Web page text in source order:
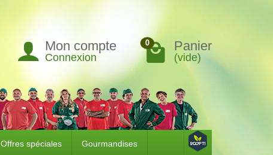
Mon compte
Connexion
0 Panier
(vide)
Offres spéciales Gourmandises